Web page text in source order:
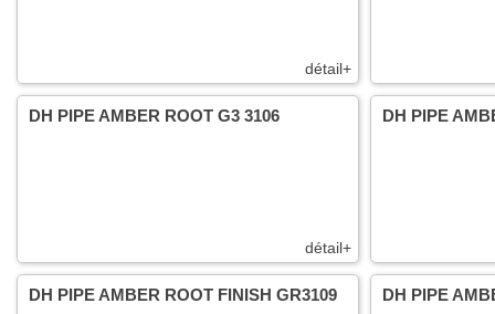
détail+
détail+
DH PIPE AMBER ROOT G3 3106 DH PIPE
DH PIPE AMBER ROOT FINISH GR3109 DH PIPE